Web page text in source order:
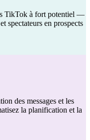
TikTok à fort potentiel —
spectateurs en prospects
des messages et les
la planification et la